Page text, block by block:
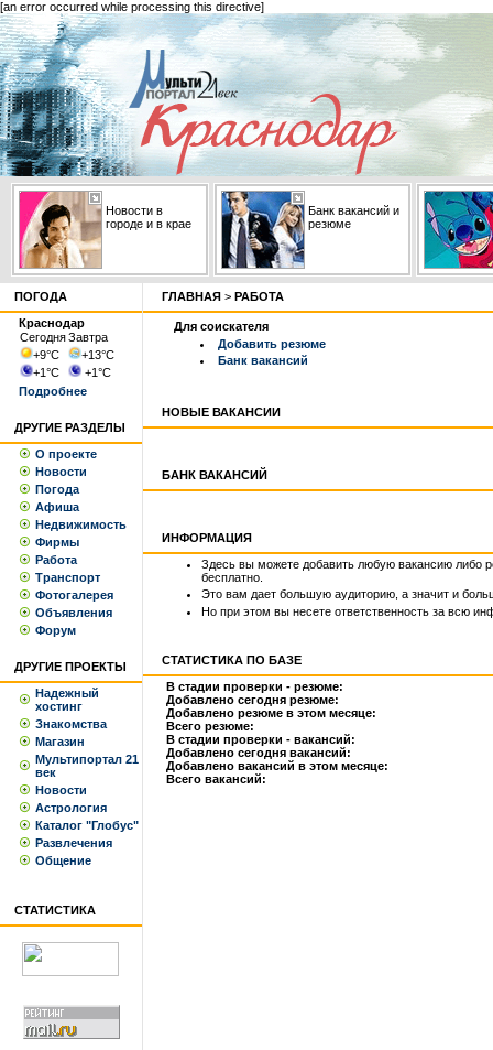
[an error occurred while processing this directive]
Новости в
городе и в крае
Банк вакансий и
резюме
ПОГОДА
Краснодар
СегодняЗавтра
+9°С +13°С
+1°С +1°С
Подробнее
ДРУГИЕ РАЗДЕЛЫ
О проекте
Новости
Погода
Афиша
Недвижимость
Фирмы
Работа
Транспорт
Фотогалерея
Объявления
Форум
ДРУГИЕ ПРОЕКТЫ
Надежный
хостинг
Знакомства
Магазин
Мультипортал 21
век
Новости
Астрология
Каталог "Глобус"
Развлечения
Общение
СТАТИСТИКА
ГЛАВНАЯ > РАБОТА
Для соискателя
Добавить резюме
Банк вакансий
НОВЫЕ ВАКАНСИИ
БАНК ВАКАНСИЙ
ИНФОРМАЦИЯ
Здесь вы можете добавить любую вакансию либо
бесплатно.
Это вам дает большую аудиторию, а значит и
Но при этом вы несете ответственность за всю
СТАТИСТИКА ПО БАЗЕ
В стадии проверки - резюме:
Добавлено сегодня резюме:
Добавлено резюме в этом месяце:
Всего резюме:
В стадии проверки - вакансий:
Добавлено сегодня вакансий:
Добавлено вакансий в этом месяце:
Всего вакансий: